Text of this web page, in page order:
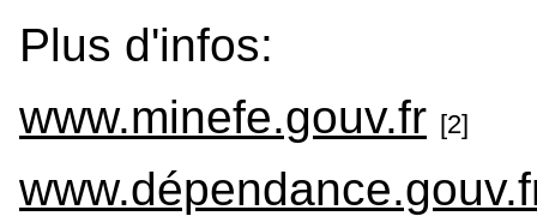
Plus d'infos:
www.minefe.gouv.fr [2]